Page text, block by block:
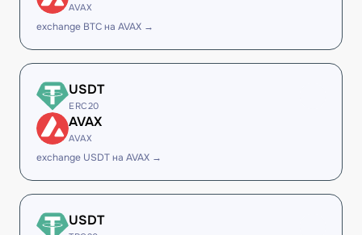
AVAX
exchange BTC на AVAX →
USDT
ERC20
AVAX
AVAX
exchange USDT на AVAX →
USDT